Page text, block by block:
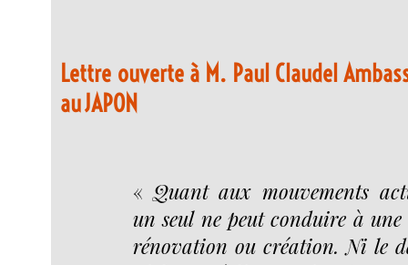
Lettre ouverte à M. Paul Claudel
au JAPON
«Quant aux mouvements
un seul ne peut conduire à
rénovation ou création. Ni le